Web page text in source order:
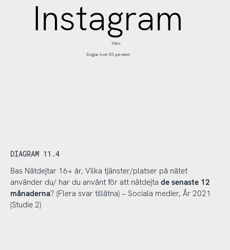
Instagram
Singlar över 50 på nätet
Yubo
DIAGRAM 11.4
Bas Nätdejtar 16+ år, Vilka tjänster/platser på nätet
använder du/ har du använt för att nätdejta de senaste 12
månaderna? (Flera svar tillåtna) – Sociala medier, År 2021
(Studie 2)